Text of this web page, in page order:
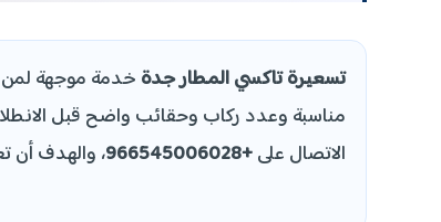
تسعيرة تاكسي المطار جدة خدمة موجهة لمن
مناسبة وعدد ركاب وحقائب واضح قبل
الاتصال على+966545006028 ، والهدف أن